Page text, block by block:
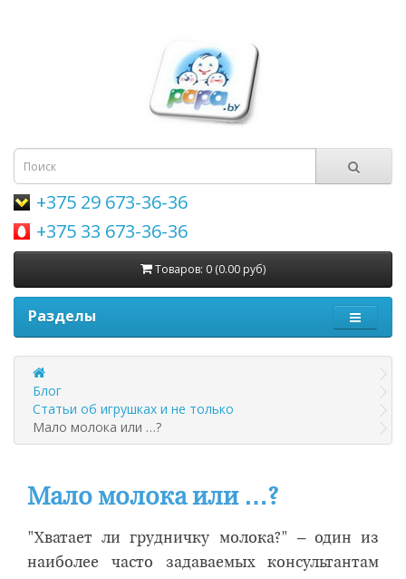
+375 29 673-36-36
+375 33 673-36-36
Товаров: 0 (0.00 руб)
Разделы
Блог
Статьи об игрушках и не только
Мало молока или …?
Мало молока или …?
"Хватает ли грудничку молока?" – один из
наиболее часто задаваемых консультантам